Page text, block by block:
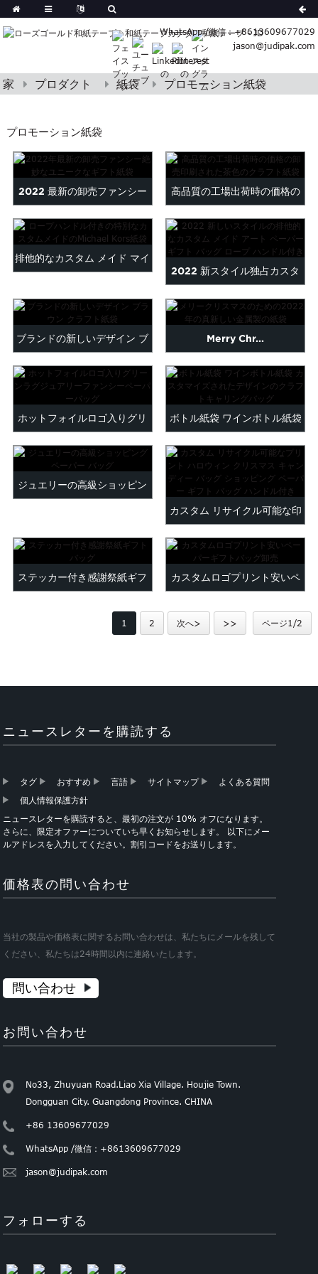
WhatsApp /微信：+8613609677029
jason@judipak.com
German
Korean
Czech
Basque
Azerbaijani
Bulgarian
Croatian
Finnish
Hebrew
Khmer
Maltese
Burmese
Persian
Sinhala
Samoan
Sundanese
Zulu
家 プロダクト 紙袋 プロモーション紙袋
プロモーション紙袋
2022 最新の卸売ファンシー
絶妙なユニークな Gi...
高品質の工場出荷時の価格の
卸売印刷BR ...
排他的なカスタム メイド マイ
w...
2022 新スタイル独占カスタ
ムメイドアート紙...
ブランドの新しいデザイン ブ
ラウン クラフト紙袋
Merry Chr...
ホットフォイルロゴ入りグリ
ーンラグジュアリーファンシ
ーペーパーバッグ
ボトル紙袋 ワインボトル紙袋
カスタマイズ...
ジュエリーの高級ショッピン
カスタム リサイクル可能な印
刷されたハロウィン クリスマ
ス C...
ステッカー付き感謝祭紙ギフ
カスタムロゴプリント安いペ
1 2 次へ> >> ページ1/2
ニュースレターを購読する
タグ おすすめ 言語 サイトマップ
よくある質問
個人情報保護方針
ニュースレターを購読すると、最初の注文が 10% オフになります。
さらに、限定オファーについていち早くお知らせします。 以下にメー
ルアドレスを入力してください。割引コードをお送りします。
価格表の問い合わせ
当社の製品や価格表に関するお問い合わせは、私たちにメールを残して
ください、私たちは24時間以内に連絡いたします。
問い合わせ
お問い合わせ
No33, Zhuyuan Road.Liao Xia Village. Houjie Town.
Dongguan City. Guangdong Province. CHINA
+86 13609677029
WhatsApp /微信：+8613609677029
jason@judipak.com
フォローする